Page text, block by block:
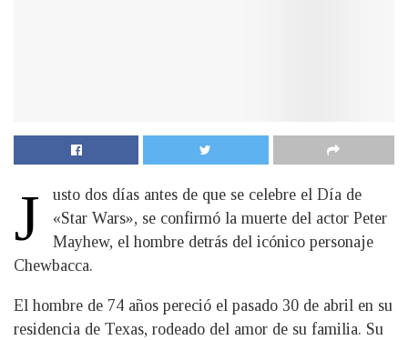
J
usto dos días antes de que se celebre el Día de
«Star Wars», se confirmó la muerte del actor Peter
Mayhew, el hombre detrás del icónico personaje
Chewbacca.
El hombre de 74 años pereció el pasado 30 de abril en su
residencia de Texas, rodeado del amor de su familia. Su